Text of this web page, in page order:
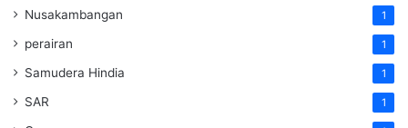
Nusakambangan 1
perairan 1
Samudera Hindia 1
SAR 1